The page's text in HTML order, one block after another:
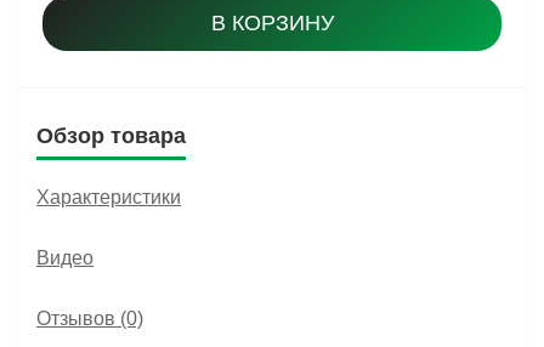
В КОРЗИНУ
Обзор товара
Характеристики
Видео
Отзывов (0)